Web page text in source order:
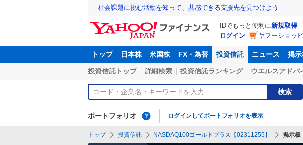
社会課題に挑む活動を知って、共感できる支援先を見つけよう
IDでもっと便利に新規取得
ログイン
ヤフーショッ
トップ 日本株 米国株 FX・為替 投資信託 ニュース 掲示
投資信託トップ 詳細検索 投資信託ランキング ウエルスアドバ
検索
ポートフォリオ ログインしてポートフォリオを表示
トップ 投資信託 NASDAQ100ゴールドプラス【02311255】 掲示板